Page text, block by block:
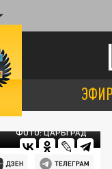
ЭФИР
ФОТО: ЦАРЬГРАД